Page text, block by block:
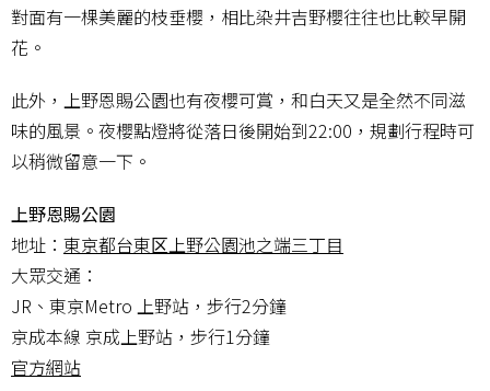
對面有一棵美麗的枝垂櫻，相比染井吉野櫻往往也比較早開
花。
此外，上野恩賜公園也有夜櫻可賞，和白天又是全然不同滋
味的風景。夜櫻點燈將從落日後開始到22:00，規劃行程時可
以稍微留意一下。
上野恩賜公園
地址： 東京都台東区上野公園池之端三丁目
大眾交通：
JR、東京Metro 上野站，步行2分鐘
京成本線 京成上野站，步行1分鐘
官方網站